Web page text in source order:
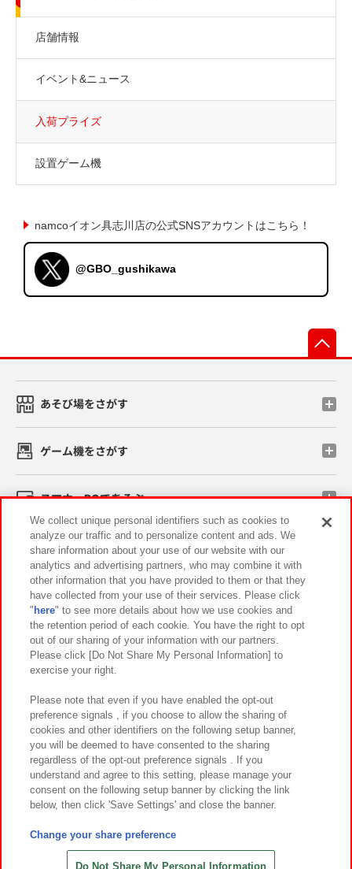
店舗情報
イベント&ニュース
入荷プライズ
設置ゲーム機
namcoイオン具志川店の公式SNSアカウントはこちら！
@GBO_gushikawa
あそび場をさがす
ゲーム機をさがす
スマホ・PCであそぶ
イベント・キャンペーン
関連会社 サステナビリティ サイトポリシー
プライバシーポリシー ウェブアクセシビリティ方針と検証結果
お取引先さまとともに
カスタマーハラスメント対応方針 よくあるご質問・お問い合わせ
©Bandai Namco Amusement Inc.
©Bandai Namco Amusement Lab Inc.
©HANAYASHIKI Co., Ltd. All Rights Reserved.
We collect unique personal identifiers such as cookies to
analyze our traffic and to personalize content and ads. We
share information about your use of our website with our
analytics and advertising partners, who may combine it with
other information that you have provided to them or that they
have collected from your use of their services. Please click
" here" to see more details about how we use cookies and
the retention period of each cookie. You have the right to opt
out of our sharing of your information with our partners.
Please click [Do Not Share My Personal Information] to
exercise your right.
Please note that even if you have enabled the opt-out
preference signals , if you choose to allow the sharing of
cookies and other identifiers on the following setup banner,
you will be deemed to have consented to the sharing
regardless of the opt-out preference signals . If you
understand and agree to this setting, please manage your
consent on the following setup banner by clicking the link
below, then click 'Save Settings' and close the banner.
Change your share preference
Do Not Share My Personal Information